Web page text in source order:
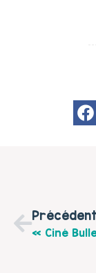
Précédent